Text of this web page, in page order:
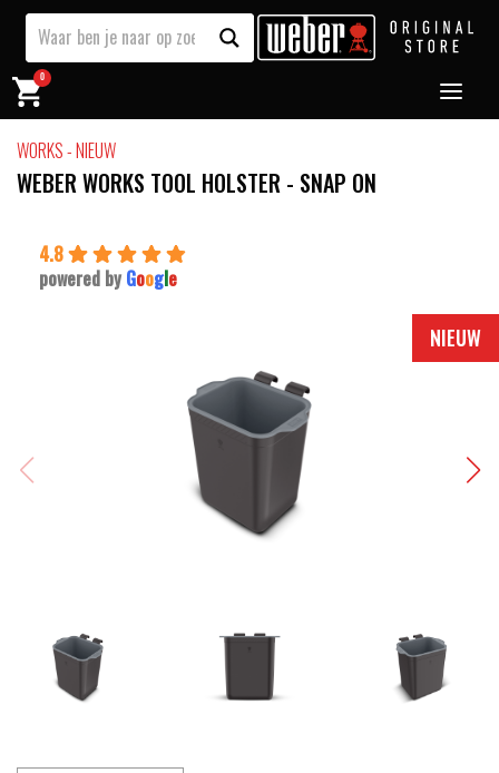
0
WORKS - NIEUW
WEBER WORKS TOOL HOLSTER - SNAP ON
4.8
powered by Google
NIEUW